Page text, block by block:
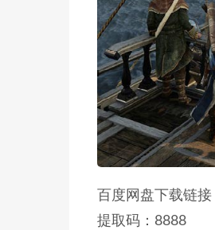
百度网盘下载链接
提取码：8888